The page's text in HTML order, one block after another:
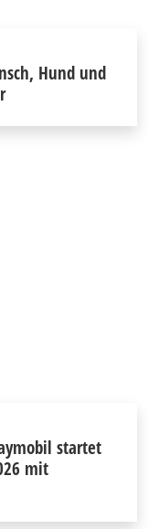
Hund und
startet
mit